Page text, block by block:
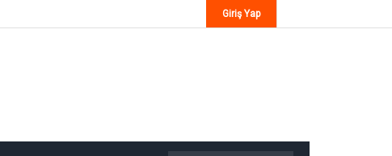
Giriş Yap